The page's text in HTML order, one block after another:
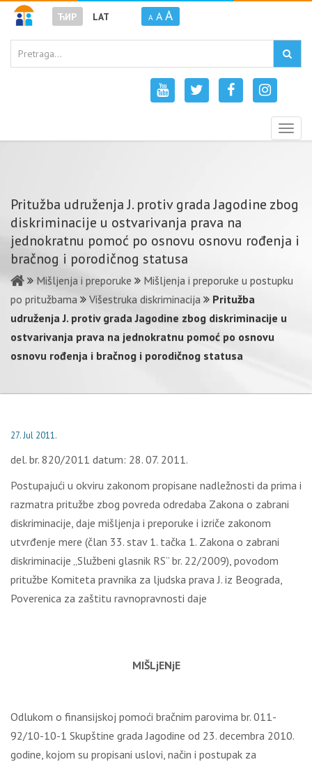
ЋИР LAT A A A
Pritužba udruženja J. protiv grada Jagodine zbog
diskriminacije u ostvarivanja prava na
jednokratnu pomoć po osnovu osnovu rođenja i
bračnog i porodičnog statusa
Mišljenja i preporuke
Mišljenja i preporuke u postupku
po pritužbama
Višestruka diskriminacija
Pritužba
udruženja J. protiv grada Jagodine zbog diskriminacije u
ostvarivanja prava na jednokratnu pomoć po osnovu
osnovu rođenja i bračnog i porodičnog statusa
27. Jul 2011.
del. br. 820/2011 datum: 28. 07. 2011.
Postupajući u okviru zakonom propisane nadležnosti da prima i
razmatra pritužbe zbog povreda odredaba Zakona o zabrani
diskriminacije, daje mišljenja i preporuke i izriče zakonom
utvrđenje mere (član 33. stav 1. tačka 1. Zakona o zabrani
diskriminacije „Službeni glasnik RS” br. 22/2009), povodom
pritužbe Komiteta pravnika za ljudska prava J. iz Beograda,
Poverenica za zaštitu ravnopravnosti daje
MIŠLjENjE
Odlukom o finansijskoj pomoći bračnim parovima br. 011-
92/10-10-1 Skupštine grada Jagodine od 23. decembra 2010.
godine, kojom su propisani uslovi, način i postupak za